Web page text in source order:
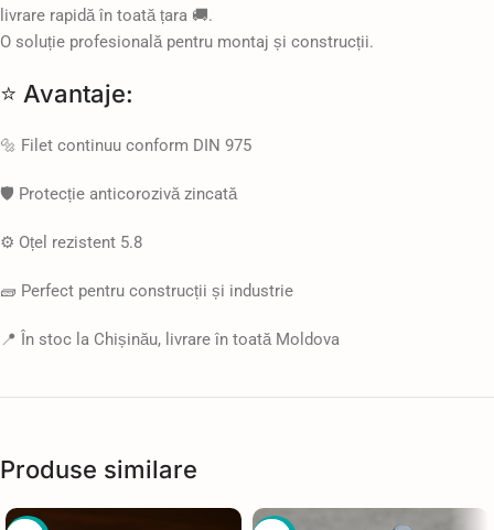
livrare rapidă în toată țara 🚚.
O soluție profesională pentru montaj și construcții.
⭐ Avantaje:
🔩 Filet continuu conform DIN 975
🛡️ Protecție anticorozivă zincată
⚙️ Oțel rezistent 5.8
🧱 Perfect pentru construcții și industrie
📍 În stoc la Chișinău, livrare în toată Moldova
Produse similare